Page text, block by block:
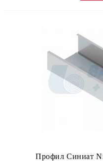
Профил Синиат